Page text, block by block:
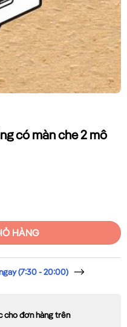
có màn che 2 mô
2 mô dun số lượng
HÀNG
(7:30 - 20:00)
cho đơn hàng trên